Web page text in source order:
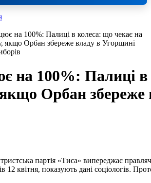
на 100%: Палиці в колеса: що чекає на
якщо Орбан збереже владу в Угорщині
на 100%: Палиці в
Орбан збереже
12 квітня, показують дані соціологів.